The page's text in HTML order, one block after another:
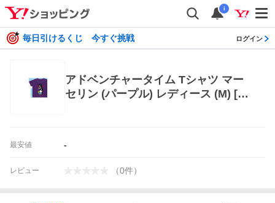
i
毎日引けるくじ 今すぐ挑戦 ログイン
アドベンチャータイム Tシャツ マー
セリン (パープル) レディース (M) [ド
最安値 -
レビュー （0件）